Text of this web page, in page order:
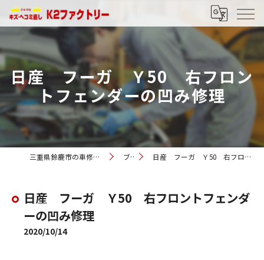
日産 フーガ Ｙ50 右フロン
トフェンダーの凹み修理
三重県鈴鹿市の車修理ならK2ファクトリー ブログ 日産 フーガ Ｙ50 右フロントフェンダーの凹み修理
日産 フーガ Ｙ50 右フロントフェンダ
ーの凹み修理
2020/10/14